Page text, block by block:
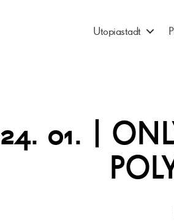
Utopiastadt
24. 01. |